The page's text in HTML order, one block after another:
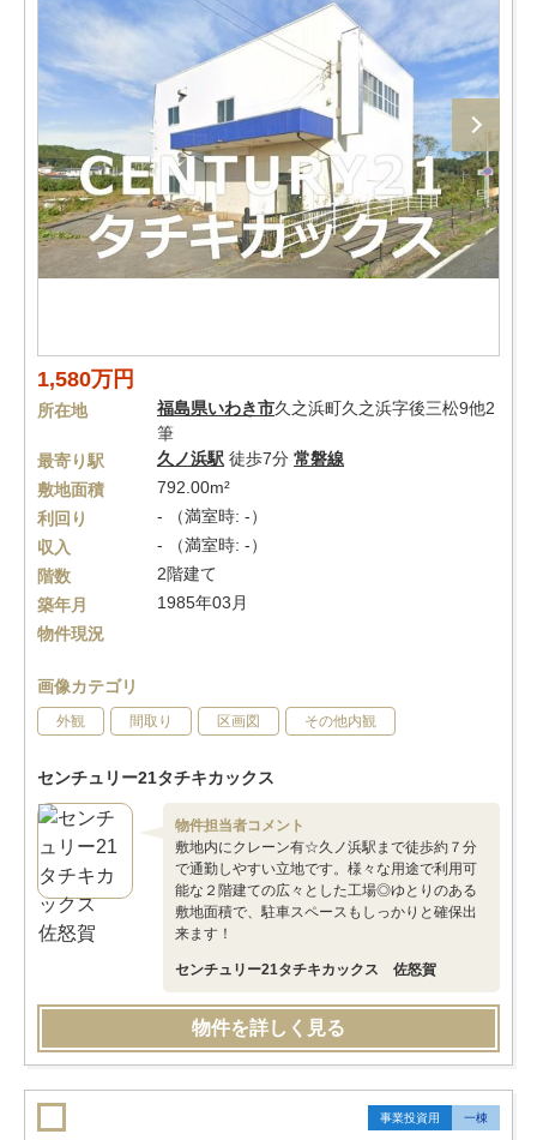
1,580万円
所在地 福島県いわき市久之浜町久之浜字後三松9他2
筆
最寄り駅
久ノ浜駅 徒歩7分 常磐線
敷地面積
792.00m²
利回り
- （満室時: -）
収入
- （満室時: -）
階数
2階建て
築年月
1985年03月
物件現況
画像カテゴリ
外観 間取り 区画図 その他内観
センチュリー21タチキカックス
物件担当者コメント
敷地内にクレーン有☆久ノ浜駅まで徒歩約７分
で通勤しやすい立地です。様々な用途で利用可
能な２階建ての広々とした工場◎ゆとりのある
敷地面積で、駐車スペースもしっかりと確保出
来ます！
センチュリー21タチキカックス 佐怒賀
物件を詳しく見る
事業投資用 一棟